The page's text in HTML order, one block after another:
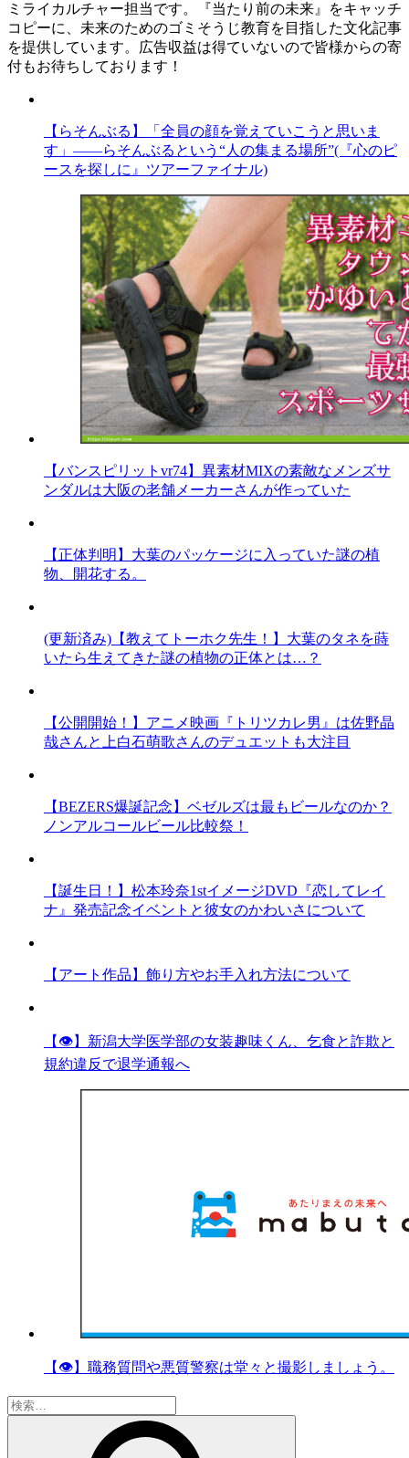
ミライカルチャー担当です。『当たり前の未来』をキャッチ
コピーに、未来のためのゴミそうじ教育を目指した文化記事
を提供しています。広告収益は得ていないので皆様からの寄
付もお待ちしております！
【らそんぶる】「全員の顔を覚えていこうと思いま
す」――らそんぶるという“人の集まる場所”(『心のピ
ースを探しに』ツアーファイナル)
【バンスピリットvr74】異素材MIXの素敵なメンズサ
ンダルは大阪の老舗メーカーさんが作っていた
【正体判明】大葉のパッケージに入っていた謎の植
物、開花する。
(更新済み)【教えてトーホク先生！】大葉のタネを蒔
いたら生えてきた謎の植物の正体とは…？
【公開開始！】アニメ映画『トリツカレ男』は佐野晶
哉さんと上白石萌歌さんのデュエットも大注目
【BEZERS爆誕記念】ベゼルズは最もビールなのか？
ノンアルコールビール比較祭！
【誕生日！】松本玲奈1stイメージDVD『恋してレイ
ナ』発売記念イベントと彼女のかわいさについて
【アート作品】飾り方やお手入れ方法について
【👁】新潟大学医学部の女装趣味くん、乞食と詐欺と
規約違反で退学通報へ
【👁】職務質問や悪質警察は堂々と撮影しましょう。
検
索: